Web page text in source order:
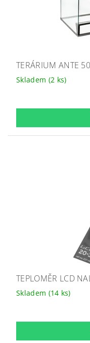
TERÁRIUM ANTE
Skladem (2 ks)
TEPLOMĚR LCD
Skladem (14 ks)